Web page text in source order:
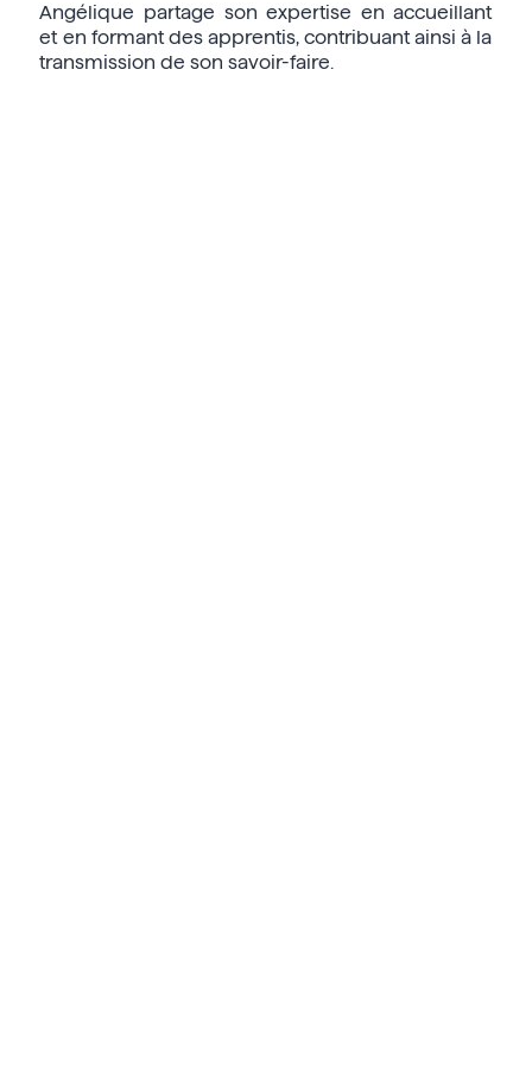
Angélique partage son expertise en accueillant
et en formant des apprentis, contribuant ainsi à la
transmission de son savoir-faire.